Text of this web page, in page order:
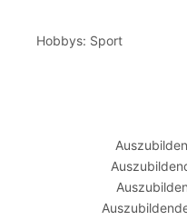
Hobbys: Sport